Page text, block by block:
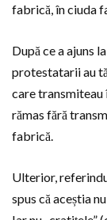
fabrică, în ciuda
După ce a ajuns
protestatarii au
care transmiteau
rămas fără
fabrică.
Ulterior,
spus că aceștia